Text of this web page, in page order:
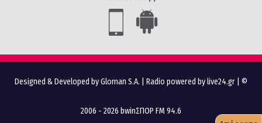
Designed & Developed by Gloman S.A. Radio powered by live24.gr | ©
2006 - 2026 bwinΣΠΟΡ FM 94.6